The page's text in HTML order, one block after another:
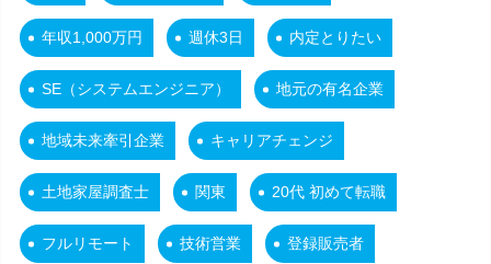
年収1,000万円 週休3日 内定とりたい
SE（システムエンジニア） 地元の有名企業
地域未来牽引企業 キャリアチェンジ
土地家屋調査士 関東 20代 初めて転職
フルリモート 技術営業 登録販売者